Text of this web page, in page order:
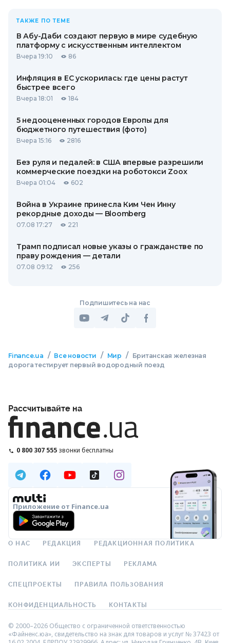
ТАКЖЕ ПО ТЕМЕ
В Абу-Даби создают первую в мире судебную
платформу с искусственным интеллектом
Вчера 19:10 86
Инфляция в ЕС ускорилась: где цены растут
быстрее всего
Вчера 18:01 184
5 недооцененных городов Европы для
бюджетного путешествия (фото)
Вчера 15:16 2816
Без руля и педалей: в США впервые разрешили
коммерческие поездки на роботокси Zoox
Вчера 01:04 602
Война в Украине принесла Ким Чен Инну
рекордные доходы — Bloomberg
07.08 17:27 221
Трамп подписал новые указы о гражданстве по
праву рождения — детали
07.08 09:12 256
Подпишитесь на нас
Finance.ua / Все новости / Мир /
Британская железная
дорога тестирует первый водородный поезд
Рассчитывайте на
0 800 307 555 звонки бесплатны
Приложение от Finance.ua
О НАС РЕДАКЦИЯ РЕДАКЦИОННАЯ ПОЛИТИКА
ПОЛИТИКА ИИ ЭКСПЕРТЫ РЕКЛАМА
СПЕЦПРОЕКТЫ ПРАВИЛА ПОЛЬЗОВАНИЯ
КОНФИДЕНЦИАЛЬНОСТЬ КОНТАКТЫ
© 2000–2026 Общество с ограниченной ответственностью
«Файненс.юа», свидетельство на знак для товаров и услуг № 37423 от